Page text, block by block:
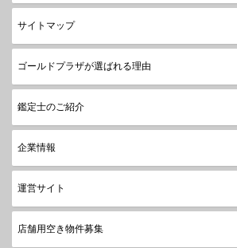
サイトマップ
ゴールドプラザが選ばれる理由
鑑定士のご紹介
企業情報
運営サイト
店舗用空き物件募集